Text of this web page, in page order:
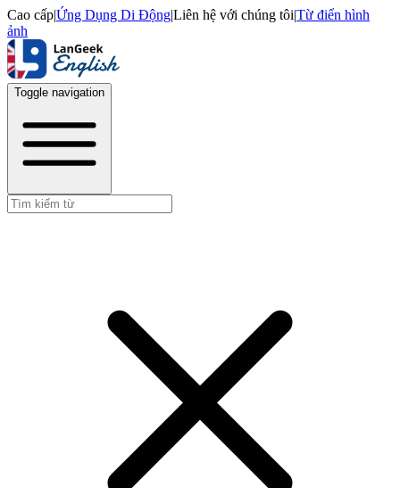
Cao cấp|Ứng Dụng Di Động|Liên hệ với chúng tôi|Từ điển hình
ảnh
Toggle navigation